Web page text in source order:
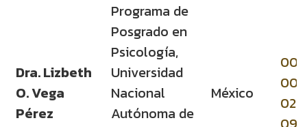
Dra. Lizbeth
O. Vega
Pérez
Programa de
Posgrado en
Psicología,
Universidad
Nacional
Autónoma de
México